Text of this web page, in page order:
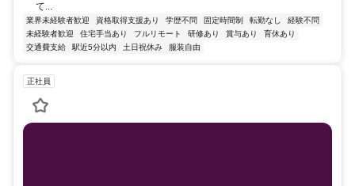
て...
業界未経験者歓迎 資格取得支援あり 学歴不問 固定時間制 転勤なし
経験不問
未経験者歓迎
住宅手当あり フルリモート 研修あり 賞与あり
育休あり
交通費支給
駅近5分以内 土日祝休み 服装自由
正社員